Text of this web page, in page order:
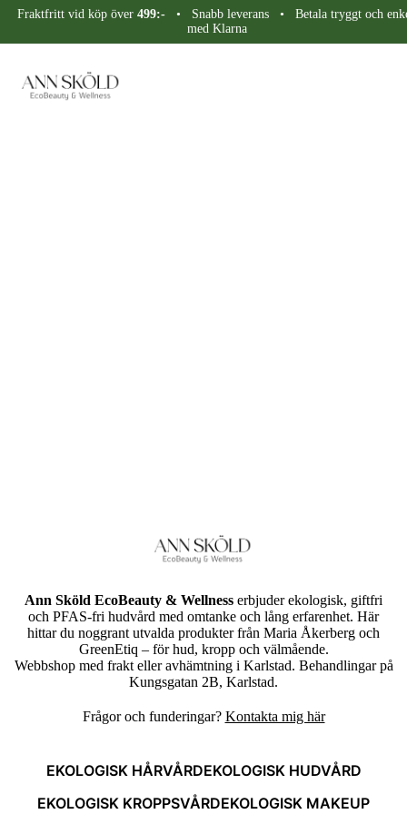
Fraktfritt vid köp över 499:-• Snabb leverans • Betala tryggt och
med Klarna
Ann Sköld EcoBeauty & Wellness erbjuder ekologisk, giftfri
och PFAS-fri hudvård med omtanke och lång erfarenhet. Här
hittar du noggrant utvalda produkter från Maria Åkerberg och
GreenEtiq – för hud, kropp och välmående.
Webbshop med frakt eller avhämtning i Karlstad. Behandlingar på
Kungsgatan 2B, Karlstad.
Frågor och funderingar? Kontakta mig här
EKOLOGISK HÅRVÅRDEKOLOGISK HUDVÅRD
EKOLOGISK KROPPSVÅRDEKOLOGISK MAKEUP